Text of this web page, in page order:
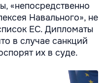
«непосредственно
Навального», не
ЕС. Дипломаты
в случае санкций
их в суде.